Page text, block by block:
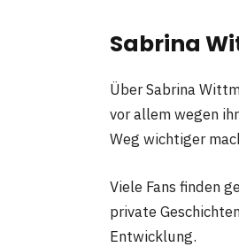
Sabrina
Über Sabrina
vor allem wegen
Weg wichtiger
Viele Fans finden
private
Entwicklung.